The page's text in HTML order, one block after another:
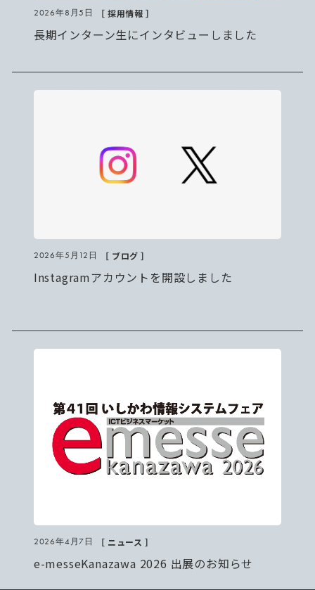
2026年8月5日 ［ 採用情報 ］
長期インターン生にインタビューしました
2026年5月12日 ［ ブログ ］
Instagramアカウントを開設しました
2026年4月7日 ［ ニュース ］
e-messeKanazawa 2026 出展のお知らせ